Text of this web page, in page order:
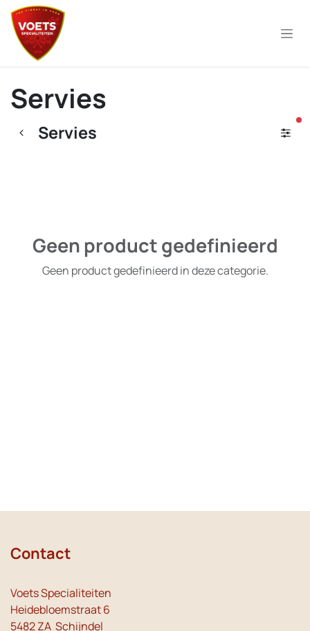
Overslaan naar inhoud
Servies
Servies
Geen product gedefinieerd
Geen product gedefinieerd in deze categorie.
Contact
Voets Specialiteiten
Heidebloemstraat 6
5482 ZA Schijndel